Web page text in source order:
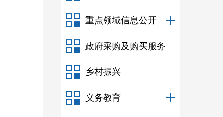
重点领域信息公开
政府采购及购买服务
乡村振兴
义务教育